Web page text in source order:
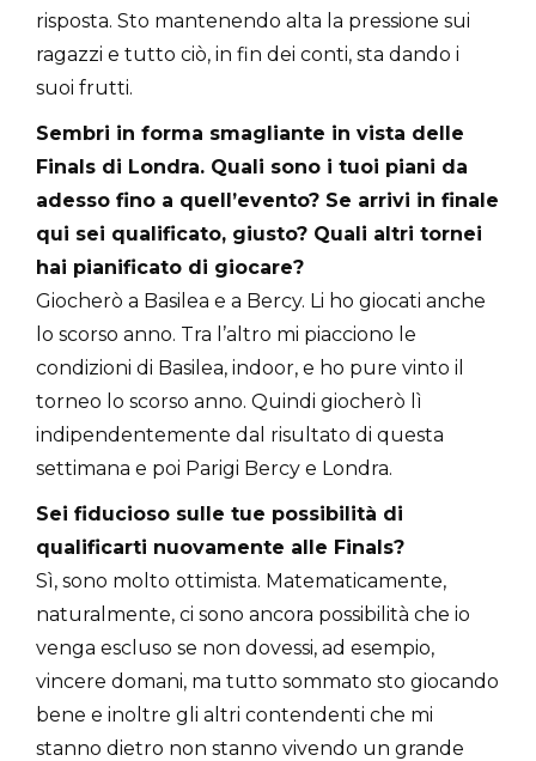
risposta. Sto mantenendo alta la pressione sui
ragazzi e tutto ciò, in fin dei conti, sta dando i
suoi frutti.
Sembri in forma smagliante in vista delle
Finals di Londra. Quali sono i tuoi piani da
adesso fino a quell’evento? Se arrivi in finale
qui sei qualificato, giusto? Quali altri tornei
hai pianificato di giocare?
Giocherò a Basilea e a Bercy. Li ho giocati anche
lo scorso anno. Tra l’altro mi piacciono le
condizioni di Basilea, indoor, e ho pure vinto il
torneo lo scorso anno. Quindi giocherò lì
indipendentemente dal risultato di questa
settimana e poi Parigi Bercy e Londra.
Sei fiducioso sulle tue possibilità di
qualificarti nuovamente alle Finals?
Sì, sono molto ottimista. Matematicamente,
naturalmente, ci sono ancora possibilità che io
venga escluso se non dovessi, ad esempio,
vincere domani, ma tutto sommato sto giocando
bene e inoltre gli altri contendenti che mi
stanno dietro non stanno vivendo un grande